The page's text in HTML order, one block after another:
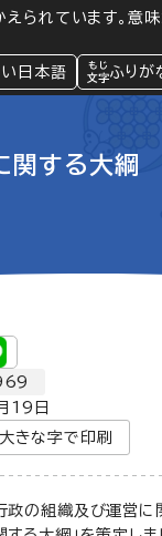
えられています。意
日本語
ふりが
Language 閲覧支
関する大
19日
きな字で印刷
政の組織及び運営に